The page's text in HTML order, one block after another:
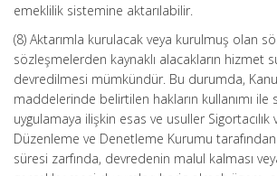
emeklilik sistemine aktarılabilir.
(8) Aktarımla kurulacak veya kurulmuş olan
sözleşmelerden kaynaklı alacakların hizmet
devredilmesi mümkündür. Bu durumda,
maddelerinde belirtilen hakların kullanımı ile
uygulamaya ilişkin esas ve usuller Sigortacılık
Düzenleme ve Denetleme Kurumu
süresi zarfında, devredenin malul kalması